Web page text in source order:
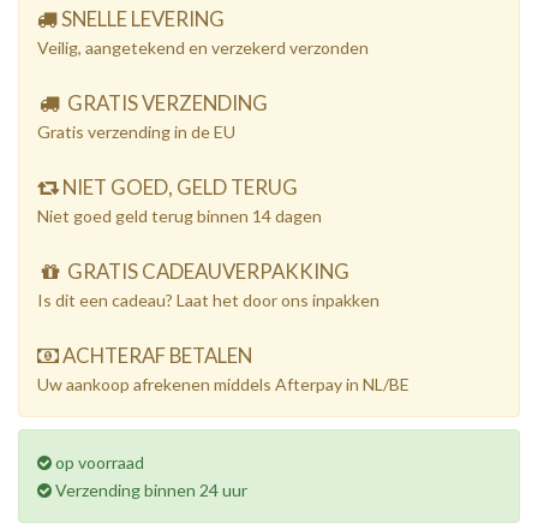
SNELLE LEVERING
Veilig, aangetekend en verzekerd verzonden
GRATIS VERZENDING
Gratis verzending in de EU
NIET GOED, GELD TERUG
Niet goed geld terug binnen 14 dagen
GRATIS CADEAUVERPAKKING
Is dit een cadeau? Laat het door ons inpakken
ACHTERAF BETALEN
Uw aankoop afrekenen middels Afterpay in NL/BE
op voorraad
Verzending binnen 24 uur